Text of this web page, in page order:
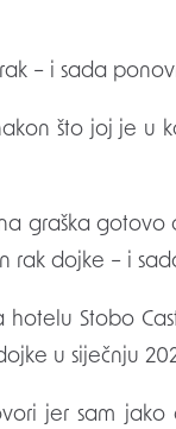
rak – i sada
što joj je u
graška gotovo
rak dojke – i
Stobo
u siječnju
jer sam